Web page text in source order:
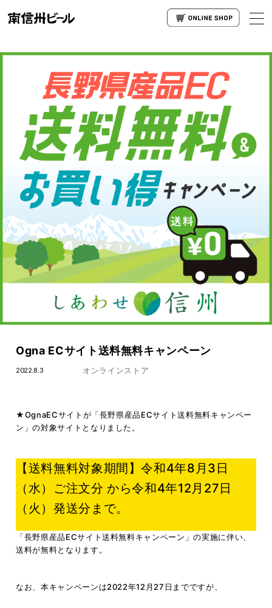
Ogna ECサイト送料無料キャンペーン
2022.8.3 オンラインストア
★OgnaECサイトが「長野県産品ECサイト送料無料キャンペー
ン」の対象サイトとなりました。
【送料無料対象期間】令和4年8月3日
（水）ご注文分 から令和4年12月27日
（火）発送分まで。
「長野県産品ECサイト送料無料キャンペーン」の実施に伴い、
送料が無料となります。
なお、本キャンペーンは2022年12月27日までですが、